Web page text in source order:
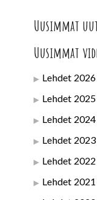
Uusimmat
Uusimmat
Lehdet 2026
Lehdet 2025
Lehdet 2024
Lehdet 2023
Lehdet 2022
Lehdet 2021